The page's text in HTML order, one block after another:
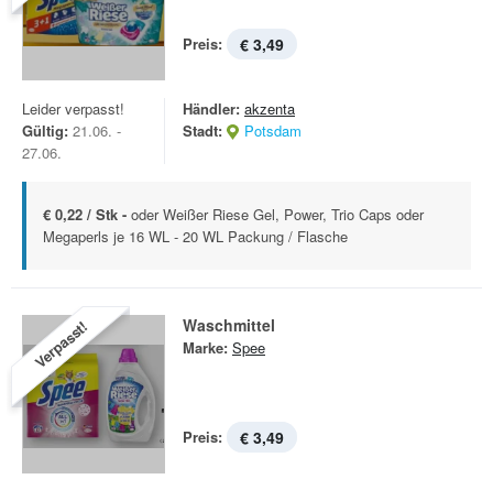
Preis: € 3,49
Leider verpasst!
Gültig: 21.06. -
27.06.
Händler: akzenta
Stadt:
Potsdam
€ 0,22 / Stk - oder Weißer Riese Gel, Power, Trio Caps oder
Megaperls je 16 WL - 20 WL Packung / Flasche
Verpasst! Waschmittel
Marke: Spee
Preis: € 3,49